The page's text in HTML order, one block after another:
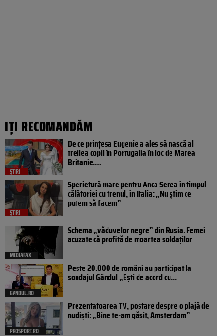
IȚI RECOMANDĂM
ȘTIRI
De ce prințesa Eugenie a ales să nască al
treilea copil în Portugalia în loc de Marea
Britanie.…
ȘTIRI
Sperietură mare pentru Anca Serea în timpul
călătoriei cu trenul, în Italia: „Nu știm ce
putem să facem”
MEDIAFAX
Schema „văduvelor negre” din Rusia. Femei
acuzate că profită de moartea soldaților
GANDUL.RO
Peste 20.000 de români au participat la
sondajul Gândul „Ești de acord cu...
PROSPORT.RO
Prezentatoarea TV, postare despre o plajă de
nudiști: „Bine te-am găsit, Amsterdam”